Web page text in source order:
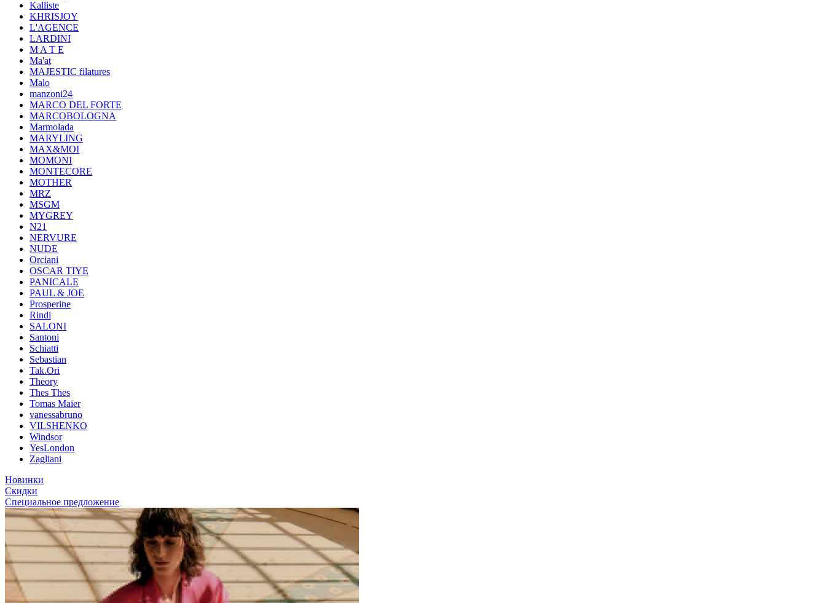
Kalliste
KHRISJOY
L'AGENCE
LARDINI
M A T E
Ma'at
MAJESTIC filatures
Malo
manzoni24
MARCO DEL FORTE
MARCOBOLOGNA
Marmolada
MARYLING
MAX&MOI
MOMONI
MONTECORE
MOTHER
MRZ
MSGM
MYGREY
N21
NERVURE
NUDE
Orciani
OSCAR TIYE
PANICALE
PAUL & JOE
Prosperine
Rindi
SALONI
Santoni
Schiatti
Sebastian
Tak.Ori
Theory
Thes Thes
Tomas Maier
vanessabruno
VILSHENKO
Windsor
YesLondon
Zagliani
Новинки
Скидки
Специальное предложение